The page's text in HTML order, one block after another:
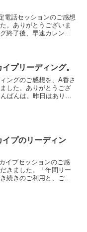
電話セッションのご感想
。ありがとうございま
終了後、早速カレンダ
プリーディング。
ングのご感想を、A香さ
した。ありがとうござ
ばんは。昨日はありが
イプのリーディン
イプセッションのご感
きました。「年間リー
続きのご利用と、ご感